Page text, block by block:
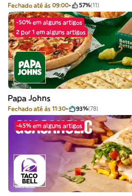
Fechado até às 09:00 57%(11)
-50% em alguns artigos
2 por 1 em alguns artigos
Papa Johns
Fechado até às 11:30 93%(78)
-45% em alguns artigos